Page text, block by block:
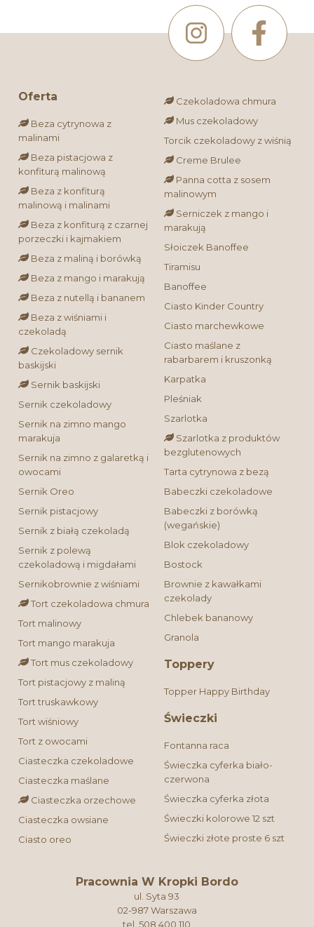
Oferta
Beza cytrynowa z
malinami
Beza pistacjowa z
konfiturą malinową
Beza z konfiturą
malinową i malinami
Beza z konfiturą z czarnej
porzeczki i kajmakiem
Beza z maliną i borówką
Beza z mango i marakują
Beza z nutellą i bananem
Beza z wiśniami i
czekoladą
Czekoladowy sernik
baskijski
Sernik baskijski
Sernik czekoladowy
Sernik na zimno mango
marakuja
Sernik na zimno z galaretką i
owocami
Sernik Oreo
Sernik pistacjowy
Sernik z białą czekoladą
Sernik z polewą
czekoladową i migdałami
Sernikobrownie z wiśniami
Tort czekoladowa chmura
Tort malinowy
Tort mango marakuja
Tort mus czekoladowy
Tort pistacjowy z maliną
Tort truskawkowy
Tort wiśniowy
Tort z owocami
Ciasteczka czekoladowe
Ciasteczka maślane
Ciasteczka orzechowe
Ciasteczka owsiane
Ciasto oreo
Czekoladowa chmura
Mus czekoladowy
Torcik czekoladowy z wiśnią
Creme Brulee
malinowym
marakują
Słoiczek Banoffee
Tiramisu
Banoffee
Ciasto Kinder Country
Ciasto marchewkowe
Ciasto maślane z
rabarbarem i kruszonką
Karpatka
Pleśniak
Szarlotka
bezglutenowych
Tarta cytrynowa z bezą
Babeczki czekoladowe
Babeczki z borówką
(wegańskie)
Blok czekoladowy
Bostock
Brownie z kawałkami
czekolady
Chlebek bananowy
Granola
Toppery
Topper Happy Birthday
Świeczki
Fontanna raca
Świeczka cyferka biało-
czerwona
Świeczka cyferka złota
Świeczki kolorowe 12 szt
Świeczki złote proste 6 szt
Pracownia W Kropki Bordo
ul. Syta 93
02-987 Warszawa
tel. 508 400 110